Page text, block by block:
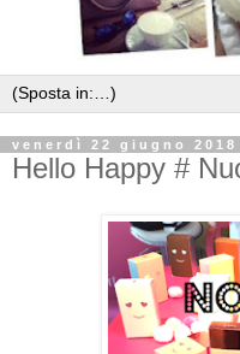
venerdì 22 giugno 2018
Hello Happy #